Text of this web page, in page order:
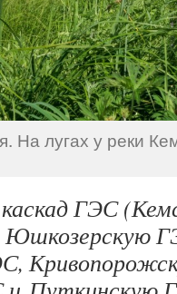
На лугах у реки
ГЭС
Юшкозерскую